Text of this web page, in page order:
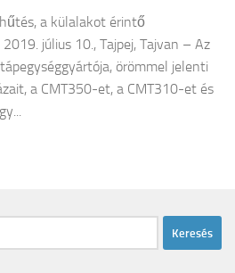
a külalakot érintő
július 10., Tajpej, Tajvan – Az
örömmel jelenti
a CMT350-et, a CMT310-et és